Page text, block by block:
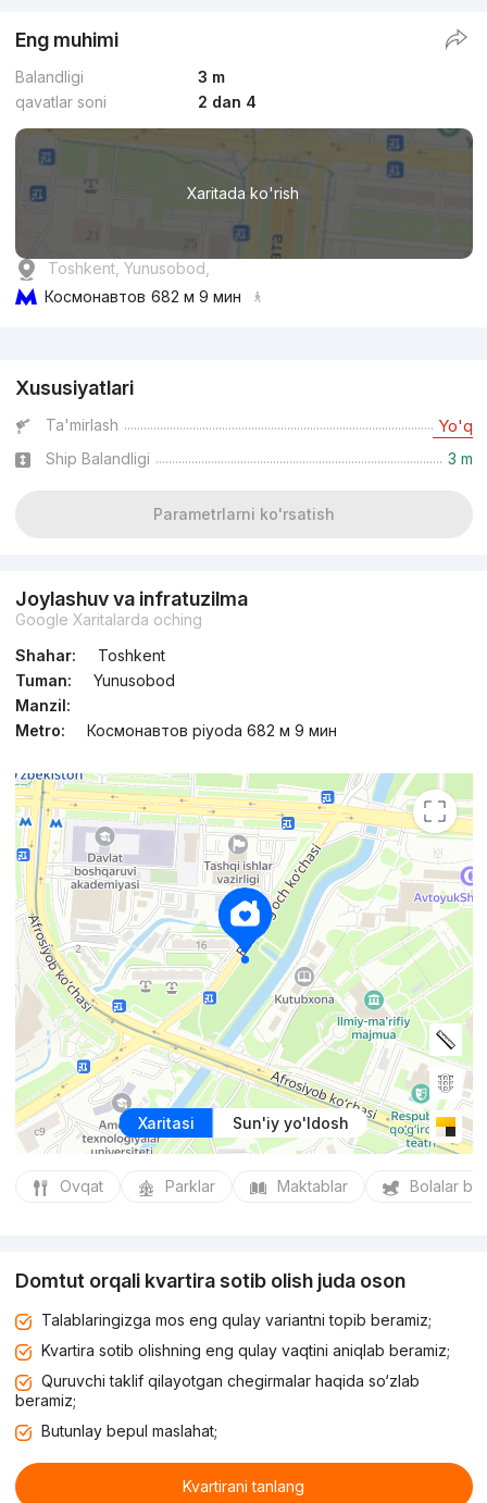
Eng muhimi
Balandligi
3 m
qavatlar soni
2 dan 4
Xaritada ko'rish
Toshkent, Yunusobod,
Космонавтов 682 м 9 мин
Xususiyatlari
Ta'mirlash Yo'q
Ship Balandligi 3 m
Parametrlarni ko'rsatish
Joylashuv va infratuzilma
Google Xaritalarda oching
Shahar:
Toshkent
Tuman:
Yunusobod
Manzil:
Metro:
Космонавтов piyoda 682 м 9 мин
Xaritasi Sun'iy yo'ldosh
Ovqat Parklar Maktablar Bolalar
Domtut orqali kvartira sotib olish juda oson
Talablaringizga mos eng qulay variantni topib beramiz;
Kvartira sotib olishning eng qulay vaqtini aniqlab beramiz;
Quruvchi taklif qilayotgan chegirmalar haqida so‘zlab
beramiz;
Butunlay bepul maslahat;
Kvartirani tanlang